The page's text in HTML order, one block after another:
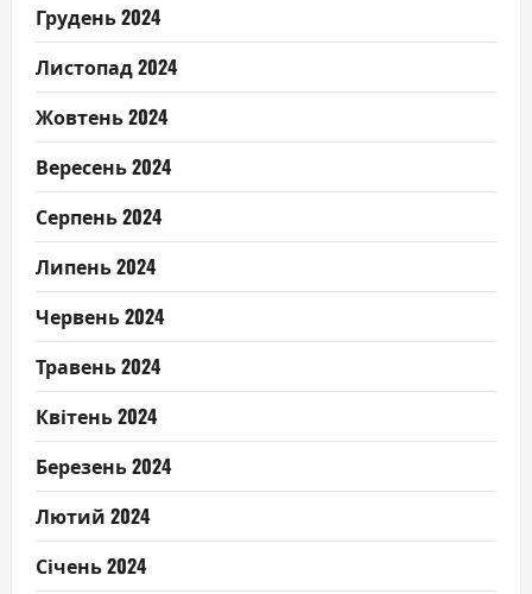
Грудень 2024
Листопад 2024
Жовтень 2024
Вересень 2024
Серпень 2024
Липень 2024
Червень 2024
Травень 2024
Квітень 2024
Березень 2024
Лютий 2024
Січень 2024